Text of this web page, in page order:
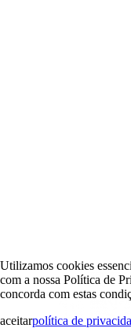
Utilizamos cookies
com a nossa Política de
concorda com estas
aceitarpolítica de